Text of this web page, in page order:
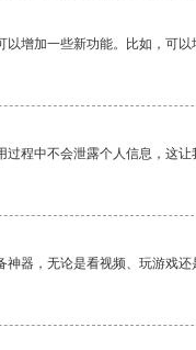
增加一些新功能。比如，可
程中不会泄露个人信息，这
器，无论是看视频、玩游戏